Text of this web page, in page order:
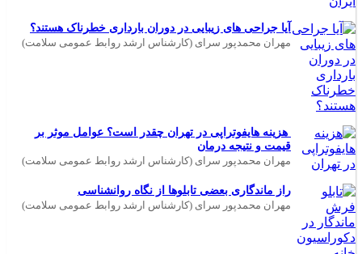
آیا جراحی های زیبایی در دوران بارداری خطرناک هستند؟
مهران محمدپور سرای (کارشناس ارشد روابط عمومی سلامت)
هزینه هایفوتراپی در تهران چقدر است؟ عوامل موثر بر
قیمت و نتیجه درمان
مهران محمدپور سرای (کارشناس ارشد روابط عمومی سلامت)
راز ماندگاری بعضی تابلوها از نگاه روانشناسی
مهران محمدپور سرای (کارشناس ارشد روابط عمومی سلامت)